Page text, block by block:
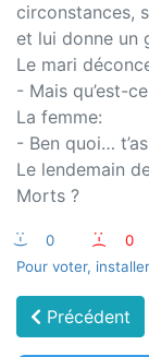
circonstances,
et lui donne un
Le mari
- Mais qu’est-
La femme:
- Ben quoi…
Le lendemain
Morts ?
:-) 0 :-(
0
Pour voter,
Précédent